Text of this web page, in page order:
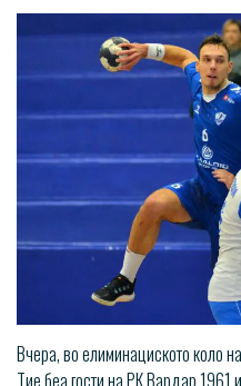
Вчера, во елиминациското коло
Тие беа гости на РК Вардар 1961